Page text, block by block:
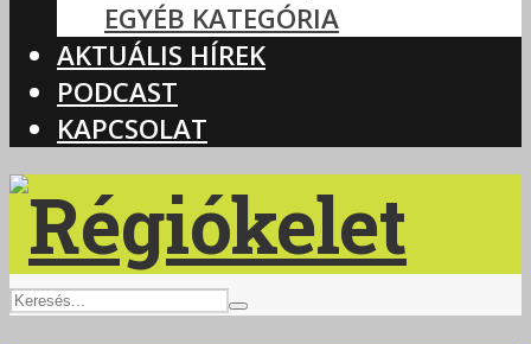
EGYÉB KATEGÓRIA
AKTUÁLIS HÍREK
PODCAST
KAPCSOLAT